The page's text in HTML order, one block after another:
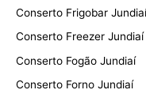
Conserto Frigobar Jundiaí
Conserto Freezer Jundiaí
Conserto Fogão Jundiaí
Conserto Forno Jundiaí